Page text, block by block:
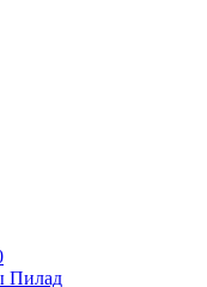
Пилад